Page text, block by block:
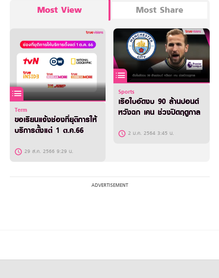
Most View Most Share
Term
ขอเรียนแจ้งช่องที่ยุติการให้
บริการตั้งแต่ 1 ต.ค.66
29 ส.ค. 2566 9:29 น.
Sports
เรือใบอัดงบ 90 ล้านปอนด์
หวังฉก เคน ช่วงปิดฤดูกาล
2 ม.ค. 2564 3:45 น.